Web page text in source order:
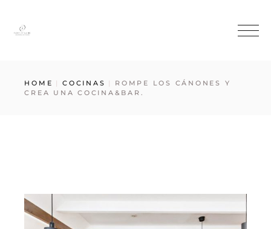
HOME COCINAS
ROMPE LOS CÁNONES Y
CREA UNA COCINA&BAR.